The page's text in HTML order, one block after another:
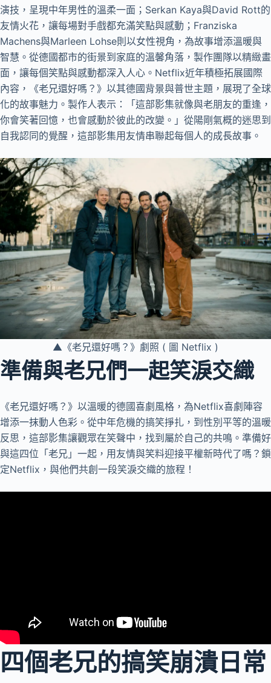
演技，呈現中年男性的溫柔一面；Serkan Kaya與David Rott的
友情火花，讓每場對手戲都充滿笑點與感動；Franziska
Machens與Marleen Lohse則以女性視角，為故事增添溫暖與
智慧。從德國都市的街景到家庭的溫馨角落，製作團隊以精緻畫
面，讓每個笑點與感動都深入人心。Netflix近年積極拓展國際
內容，《老兄還好嗎？》以其德國背景與普世主題，展現了全球
化的故事魅力。製作人表示：「這部影集就像與老朋友的重逢，
你會笑著回憶，也會感動於彼此的改變。」從陽剛氣概的迷思到
自我認同的覺醒，這部影集用友情串聯起每個人的成長故事。
▲《老兄還好嗎？》劇照 ( 圖 Netflix )
準備與老兄們一起笑淚交織
《老兄還好嗎？》以溫暖的德國喜劇風格，為Netflix喜劇陣容
增添一抹動人色彩。從中年危機的搞笑掙扎，到性別平等的溫暖
反思，這部影集讓觀眾在笑聲中，找到屬於自己的共鳴。準備好
與這四位「老兄」一起，用友情與笑料迎接平權新時代了嗎？鎖
定Netflix，與他們共創一段笑淚交織的旅程！
四個老兄的搞笑崩潰日常